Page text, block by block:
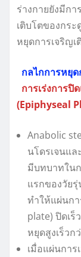
ร่างกายยังมีก
เติบโตของกร
หยุดการเจริญ
กลไกการหยุ
การเร่งการปิ
(Epiphyseal
Anabolic
นโดรเจนแล
มีบทบาทใน
แรกของวัย
ทำให้แผ่นกา
plate) ปิดเ
หยุดสูงเร็วก
เมื่อแผ่นการ